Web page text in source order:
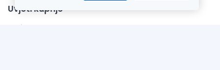
Uvjeti kupnje
Opći uvjeti poslovanja